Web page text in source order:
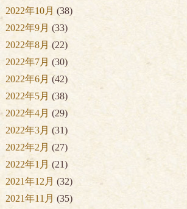
2022年10月 (38)
2022年9月 (33)
2022年8月 (22)
2022年7月 (30)
2022年6月 (42)
2022年5月 (38)
2022年4月 (29)
2022年3月 (31)
2022年2月 (27)
2022年1月 (21)
2021年12月 (32)
2021年11月 (35)